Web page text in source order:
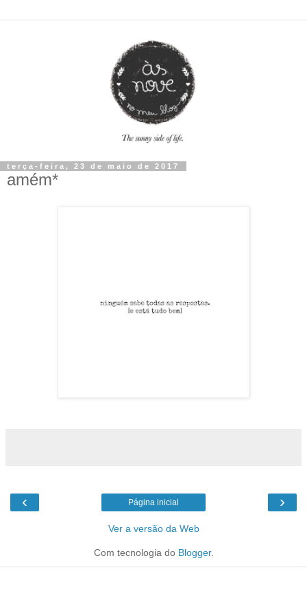
terça-feira, 23 de maio de 2017
amém*
‹ ›
Página inicial
Ver a versão da Web
Com tecnologia do Blogger.